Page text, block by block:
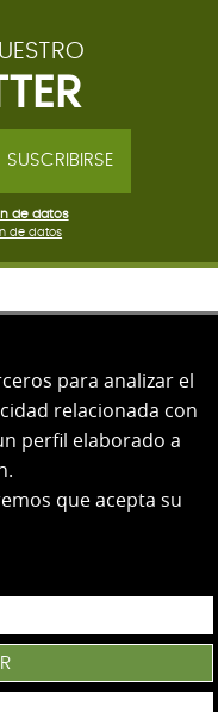
SUSCRIBIRSE
de datos
de datos
Profesional
82
de cookies
de cookies|
de datos
para analizar el
relacionada con
perfil elaborado a
que acepta su